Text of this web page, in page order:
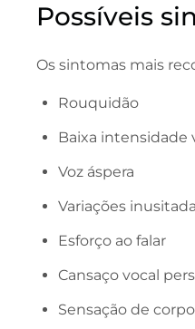
Possíveis
Os sintomas mais
Rouquidão
Baixa intensidade
Voz áspera
Variações
Esforço ao falar
Cansaço vocal
Sensação de